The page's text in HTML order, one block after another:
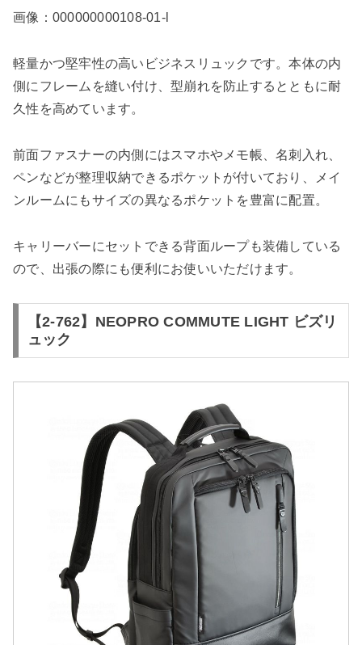
画像：000000000108-01-l
軽量かつ堅牢性の高いビジネスリュックです。本体の内
側にフレームを縫い付け、型崩れを防止するとともに耐
久性を高めています。
前面ファスナーの内側にはスマホやメモ帳、名刺入れ、
ペンなどが整理収納できるポケットが付いており、メイ
ンルームにもサイズの異なるポケットを豊富に配置。
キャリーバーにセットできる背面ループも装備している
ので、出張の際にも便利にお使いいただけます。
【2-762】NEOPRO COMMUTE LIGHT ビズリ
ュック